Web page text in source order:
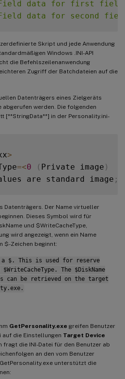
data for first field
data for second
Skript und jede Anwendung
Windows .INI-API
die Befehlszeilenanwendung
Zugriff der Batchdateien auf die
Datenträgers eines Zielgeräts
werden. Die folgenden
[**StringData**] in der Personality.ini-
>
=<0 ( Private image )
are standard image
;
Datenträgers. Der Name virtueller
Dieses Symbol wird für
und $WriteCacheType,
wird angezeigt, wenn ein Name
$-Zeichen beginnt:
a $. This is used for reserve
The $DiskName
can be retrieved on the target
GetPersonality.exe greifen Benutzer
auf die Einstellungen Target Device
fragt die INI-Datei für den Benutzer ab
an den vom Benutzer
unterstützt die